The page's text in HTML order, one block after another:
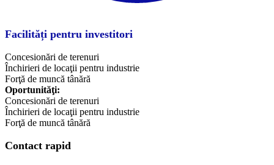
Facilități pentru investitori
Concesionări de terenuri
Închirieri de locaţii pentru industrie
Forţă de muncă tânără
Oportunităţi:
Concesionări de terenuri
Închirieri de locaţii pentru industrie
​Forţă de muncă tânără
Contact rapid